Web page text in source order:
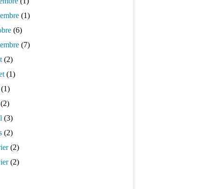
(1)
(6)
(7)
(2)
(1)
(1)
(2)
(3)
(2)
(2)
(2)